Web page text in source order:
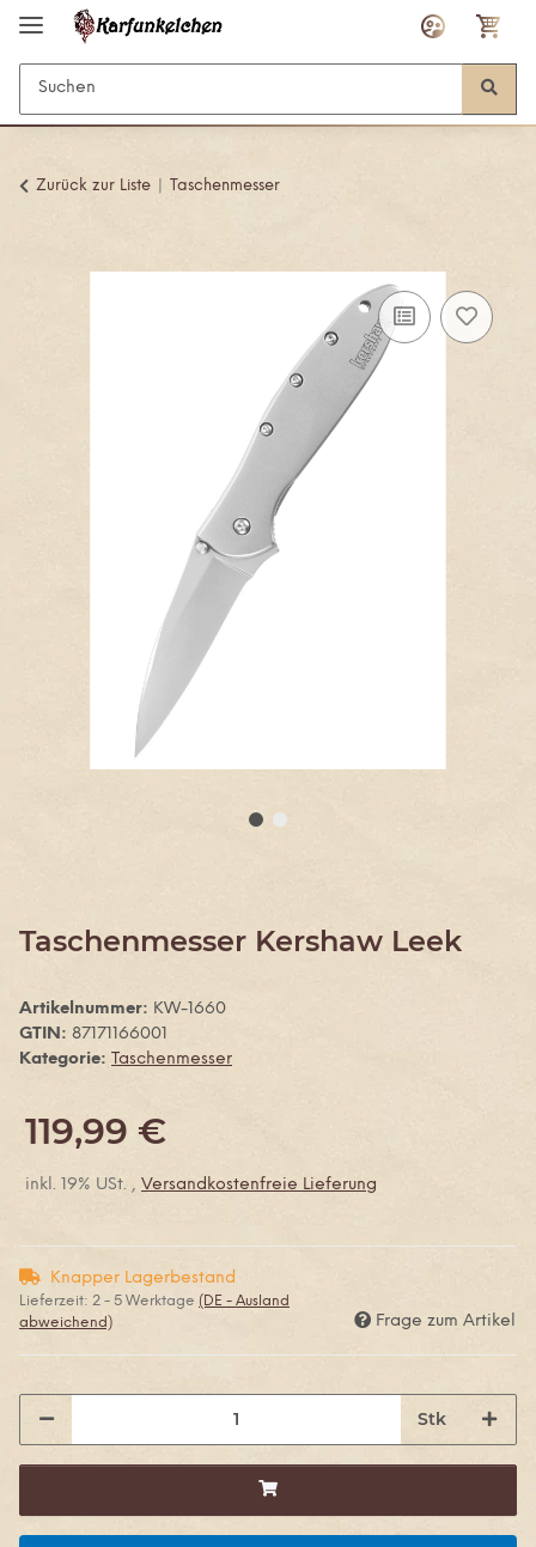
Zurück zur Liste Taschenmesser
Taschenmesser Kershaw Leek
Artikelnummer: KW-1660
GTIN: 87171166001
Kategorie: Taschenmesser
119,99 €
inkl. 19% USt. , Versandkostenfreie Lieferung
Knapper Lagerbestand
Lieferzeit: 2 - 5 Werktage (DE - Ausland
abweichend)
Frage zum Artikel
Stk